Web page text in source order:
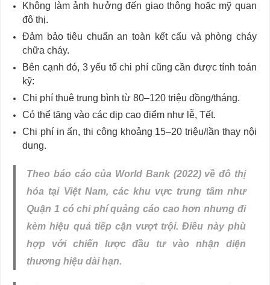
Không làm ảnh hưởng đến giao thông hoặc mỹ quan
đô thị.
Đảm bảo tiêu chuẩn an toàn kết cấu và phòng cháy
chữa cháy.
Bên cạnh đó, 3 yếu tố chi phí cũng cần được tính toán
kỹ:
Chi phí thuê trung bình từ 80–120 triệu đồng/tháng.
Có thể tăng vào các dịp cao điểm như lễ, Tết.
Chi phí in ấn, thi công khoảng 15–20 triệu/lần thay nội
dung.
Theo báo cáo của World Bank (2022) về đô thị
hóa tại Việt Nam, các khu vực trung tâm như
Quận 1 có chi phí quảng cáo cao hơn nhưng đi
kèm hiệu quả tiếp cận vượt trội. Điều này phù
hợp với chiến lược đầu tư vào nhận diện
thương hiệu dài hạn.